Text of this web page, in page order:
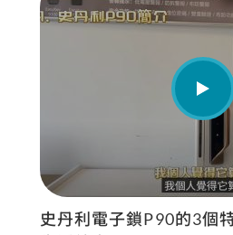
史丹利電子鎖P90的3個